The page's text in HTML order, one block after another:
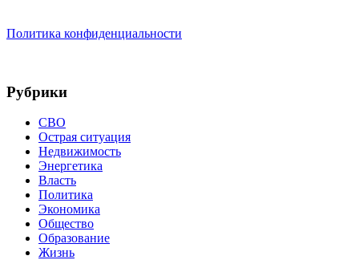
Политика конфиденциальности
Рубрики
СВО
Острая ситуация
Недвижимость
Энергетика
Власть
Политика
Экономика
Общество
Образование
Жизнь